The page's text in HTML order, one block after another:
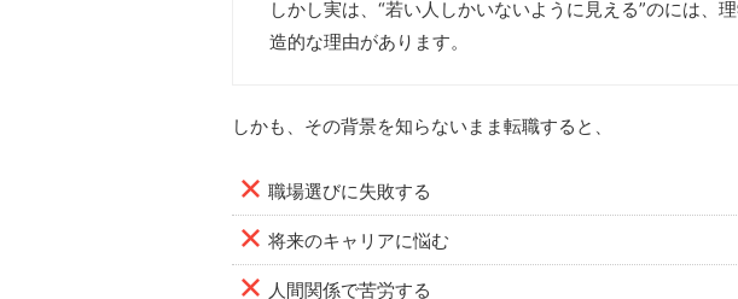
しかし実は、“若い人しかいないように見える”のには、
造的な理由があります。
しかも、その背景を知らないまま転職すると、
職場選びに失敗する
将来のキャリアに悩む
人間関係で苦労する